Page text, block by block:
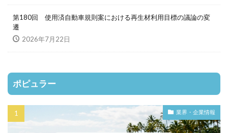
第180回 使用済自動車規則案における再生材利用目標の議論の変
遷
2026年7月22日
ポピュラー
業界・企業情報